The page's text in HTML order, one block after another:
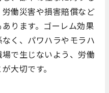
働災害や損害賠償など
ります。ゴーレム効果
く、パワハラやモラハ
で生じないよう、労働
大切です。